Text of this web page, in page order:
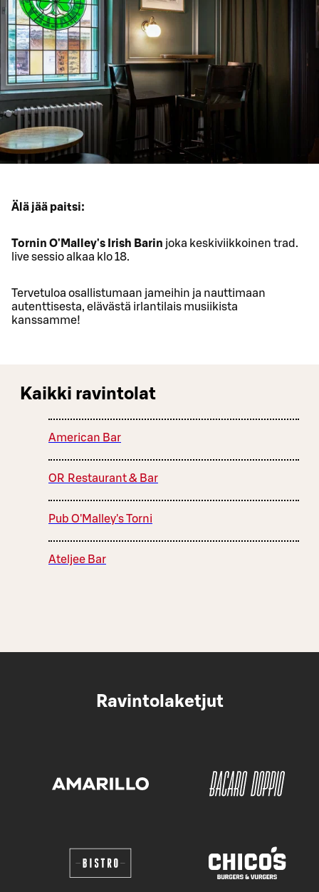
Älä jää paitsi:
Tornin O'Malley's Irish Barin joka keskiviikkoinen trad.
live sessio alkaa klo 18.
Tervetuloa osallistumaan jameihin ja nauttimaan
autenttisesta, elävästä irlantilais musiikista
kanssamme!
Kaikki ravintolat
American Bar
OR Restaurant & Bar
Pub O'Malley's Torni
Ateljee Bar
Ravintolaketjut